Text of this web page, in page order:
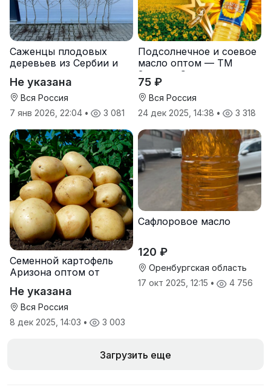
Саженцы плодовых
деревьев из Сербии и
Не указана
Вся Россия
7 янв 2026, 22:04 • 3 081
Подсолнечное и соевое
масло оптом — ТМ
Золотая Семечка
75 ₽
Вся Россия
24 дек 2025, 14:38 • 3 318
Семенной картофель
Аризона оптом от
Не указана
Вся Россия
8 дек 2025, 14:03 • 3 003
Сафлоровое масло
120 ₽
Оренбургская область
17 окт 2025, 12:15 • 4 756
Загрузить еще